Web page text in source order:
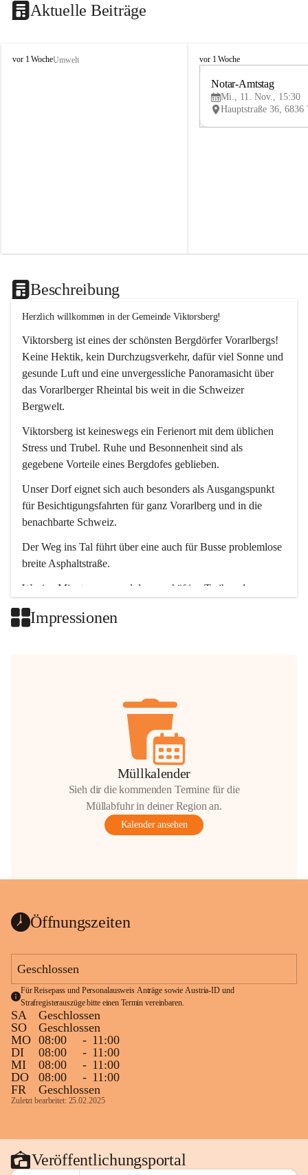
Aktuelle Beiträge
V
vor 1 WocheUmwelt
V
vor 1 Woche
Notar-Amtstag
Mi., 11. Nov., 15:30
Beschreibung
Herzlich willkommen in der Gemeinde Viktorsberg!
Viktorsberg ist eines der schönsten Bergdörfer Vorarlbergs!
Keine Hektik, kein Durchzugsverkehr, dafür viel Sonne und
gesunde Luft und eine unvergessliche Panoramasicht über
das Vorarlberger Rheintal bis weit in die Schweizer
Bergwelt.
Viktorsberg ist keineswegs ein Ferienort mit dem üblichen
Stress und Trubel. Ruhe und Besonnenheit sind als
gegebene Vorteile eines Bergdofes geblieben.
Unser Dorf eignet sich auch besonders als Ausgangspunkt
für Besichtigungsfahrten für ganz Vorarlberg und in die
benachbarte Schweiz.
Der Weg ins Tal führt über eine auch für Busse problemlose
breite Asphaltstraße.
Wenige Minuten nur, und das geschäftige Treiben der
Impressionen
Müllkalender
Sieh dir die kommenden Termine für die
Müllabfuhr in deiner Region an.
Kalender ansehen
Öffnungszeiten
Geschlossen
Für Reisepass und Personalausweis Anträge sowie Austria-ID und
Strafregisterauszüge bitte einen Termin vereinbaren.
SA
Geschlossen
SO
Geschlossen
MO 08:00 - 11:00
DI
08:00 - 11:00
MI
08:00 - 11:00
DO
08:00 - 11:00
FR
Geschlossen
Zuletzt bearbeitet: 25.02.2025
Veröffentlichungsportal